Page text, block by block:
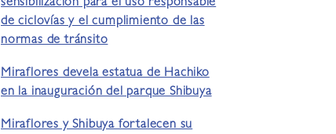
sensibilización para el uso responsable
de ciclovías y el cumplimiento de las
normas de tránsito
Miraflores devela estatua de Hachiko
en la inauguración del parque Shibuya
Miraflores y Shibuya fortalecen su